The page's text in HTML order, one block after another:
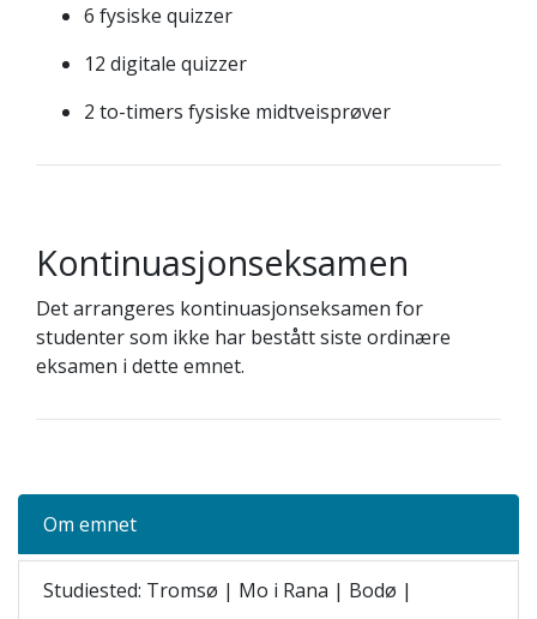
6 fysiske quizzer
12 digitale quizzer
2 to-timers fysiske midtveisprøver
Kontinuasjonseksamen
Det arrangeres kontinuasjonseksamen for
studenter som ikke har bestått siste ordinære
eksamen i dette emnet.
Om emnet
Studiested: Tromsø | Mo i Rana | Bodø |